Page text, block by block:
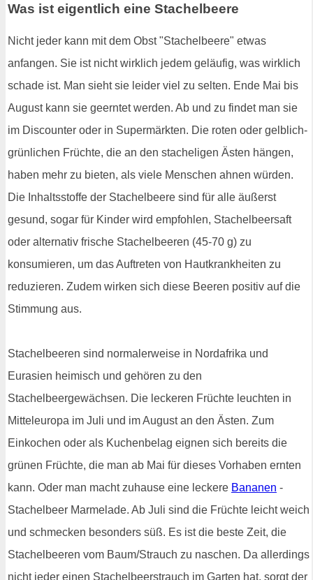
Was ist eigentlich eine Stachelbeere
Nicht jeder kann mit dem Obst "Stachelbeere" etwas
anfangen. Sie ist nicht wirklich jedem geläufig, was wirklich
schade ist. Man sieht sie leider viel zu selten. Ende Mai bis
August kann sie geerntet werden. Ab und zu findet man sie
im Discounter oder in Supermärkten. Die roten oder gelblich-
grünlichen Früchte, die an den stacheligen Ästen hängen,
haben mehr zu bieten, als viele Menschen ahnen würden.
Die Inhaltsstoffe der Stachelbeere sind für alle äußerst
gesund, sogar für Kinder wird empfohlen, Stachelbeersaft
oder alternativ frische Stachelbeeren (45-70 g) zu
konsumieren, um das Auftreten von Hautkrankheiten zu
reduzieren. Zudem wirken sich diese Beeren positiv auf die
Stimmung aus.
Stachelbeeren sind normalerweise in Nordafrika und
Eurasien heimisch und gehören zu den
Stachelbeergewächsen. Die leckeren Früchte leuchten in
Mitteleuropa im Juli und im August an den Ästen. Zum
Einkochen oder als Kuchenbelag eignen sich bereits die
grünen Früchte, die man ab Mai für dieses Vorhaben ernten
kann. Oder man macht zuhause eine leckere Bananen -
Stachelbeer Marmelade. Ab Juli sind die Früchte leicht weich
und schmecken besonders süß. Es ist die beste Zeit, die
Stachelbeeren vom Baum/Strauch zu naschen. Da allerdings
nicht jeder einen Stachelbeerstrauch im Garten hat, sorgt der